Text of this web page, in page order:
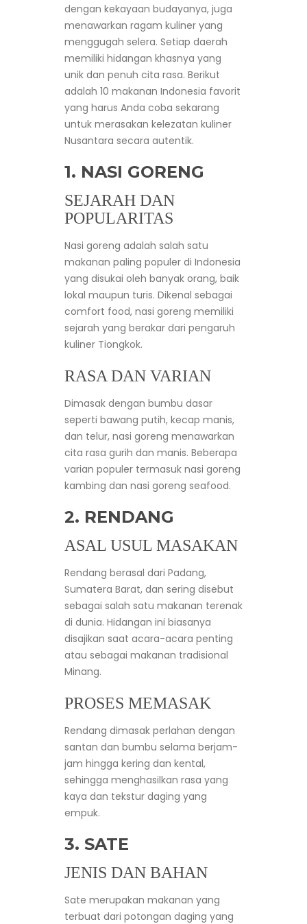
dengan kekayaan budayanya, juga
menawarkan ragam kuliner yang
menggugah selera. Setiap daerah
memiliki hidangan khasnya yang
unik dan penuh cita rasa. Berikut
adalah 10 makanan Indonesia favorit
yang harus Anda coba sekarang
untuk merasakan kelezatan kuliner
Nusantara secara autentik.
1. NASI GORENG
SEJARAH DAN
POPULARITAS
Nasi goreng adalah salah satu
makanan paling populer di Indonesia
yang disukai oleh banyak orang, baik
lokal maupun turis. Dikenal sebagai
comfort food, nasi goreng memiliki
sejarah yang berakar dari pengaruh
kuliner Tiongkok.
RASA DAN VARIAN
Dimasak dengan bumbu dasar
seperti bawang putih, kecap manis,
dan telur, nasi goreng menawarkan
cita rasa gurih dan manis. Beberapa
varian populer termasuk nasi goreng
kambing dan nasi goreng seafood.
2. RENDANG
ASAL USUL MASAKAN
Rendang berasal dari Padang,
Sumatera Barat, dan sering disebut
sebagai salah satu makanan terenak
di dunia. Hidangan ini biasanya
disajikan saat acara-acara penting
atau sebagai makanan tradisional
Minang.
PROSES MEMASAK
Rendang dimasak perlahan dengan
santan dan bumbu selama berjam-
jam hingga kering dan kental,
sehingga menghasilkan rasa yang
kaya dan tekstur daging yang
empuk.
3. SATE
JENIS DAN BAHAN
Sate merupakan makanan yang
terbuat dari potongan daging yang